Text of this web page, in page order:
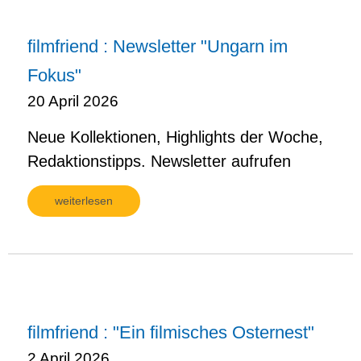
filmfriend : Newsletter "Ungarn im
Fokus"
20 April 2026
Neue Kollektionen, Highlights der Woche,
Redaktionstipps. Newsletter aufrufen
weiterlesen
filmfriend : "Ein filmisches Osternest"